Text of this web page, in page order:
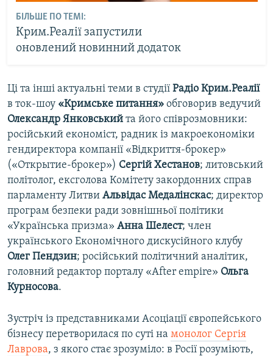
БІЛЬШЕ ПО ТЕМІ:
Крим.Реалії запустили
оновлений новинний додаток
Ці та інші актуальні теми в студії Радіо Крим.Реалії
в ток-шоу «Кримське питання» обговорив ведучий
Олександр Янковський та його співрозмовники:
російський економіст, радник із макроекономіки
гендиректора компанії «Відкриття-брокер»
(«Открытие-брокер») Сергій Хестанов; литовський
політолог, ексголова Комітету закордонних справ
парламенту Литви Альвідас Медалінскас; директор
програм безпеки ради зовнішньої політики
«Українська призма» Анна Шелест; член
українського Економічного дискусійного клубу
Олег Пендзин; російський політичний аналітик,
головний редактор порталу «After empire» Ольга
Курносова.
Зустріч із представниками Асоціації європейського
бізнесу перетворилася по суті на монолог Сергія
Лаврова, з якого стає зрозуміло: в Росії розуміють,